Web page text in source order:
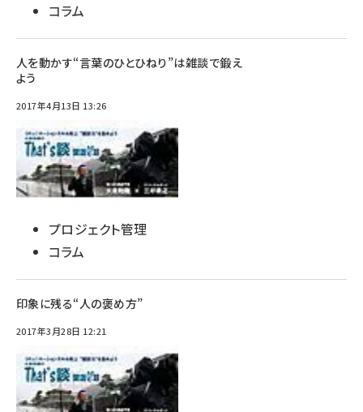
コラム
人を動かす“言葉のひとひねり”は雑談で鍛え
よう
2017年4月13日 13:26
プロジェクト管理
コラム
印象に残る“人の褒め方”
2017年3月28日 12:21